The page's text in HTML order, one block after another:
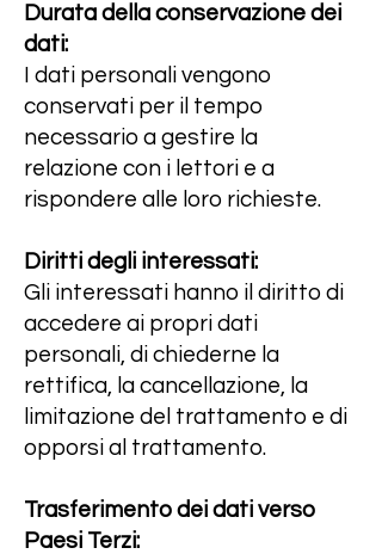
Durata della conservazione dei
dati:
I dati personali vengono
conservati per il tempo
necessario a gestire la
relazione con i lettori e a
rispondere alle loro richieste.
Diritti degli interessati:
Gli interessati hanno il diritto di
accedere ai propri dati
personali, di chiederne la
rettifica, la cancellazione, la
limitazione del trattamento e di
opporsi al trattamento.
Trasferimento dei dati verso
Paesi Terzi: